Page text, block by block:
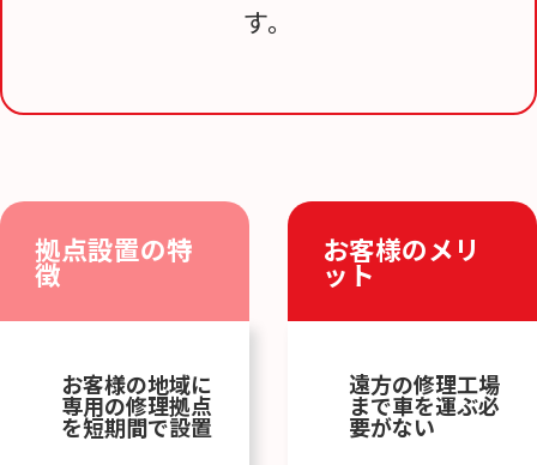
す。
拠点設置の特
徴
お客様の地域に
専用の修理拠点
を短期間で設置
お客様のメリ
ット
遠方の修理工場
まで車を運ぶ必
要がない